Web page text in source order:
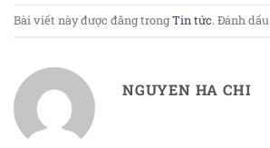
Bài viết này được đăng trongTin tức. Đánh dấu
NGUYEN HA CHI